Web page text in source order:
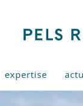
expertise